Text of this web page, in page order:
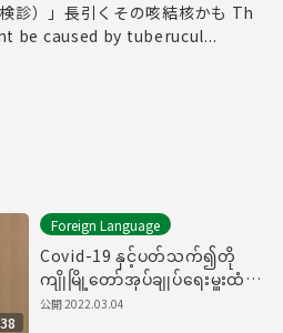
診）」長引くその咳結核かも Th
be caused by tuberucul...
Foreign Language
Covid-19 နှင့်ပတ်သက်၍တို
ကျိုမြို့တော်အုပ်ချုပ်ရေးမှူးထံမှ
အမှာစကား（新型コロナウイル
公開2022.03.04